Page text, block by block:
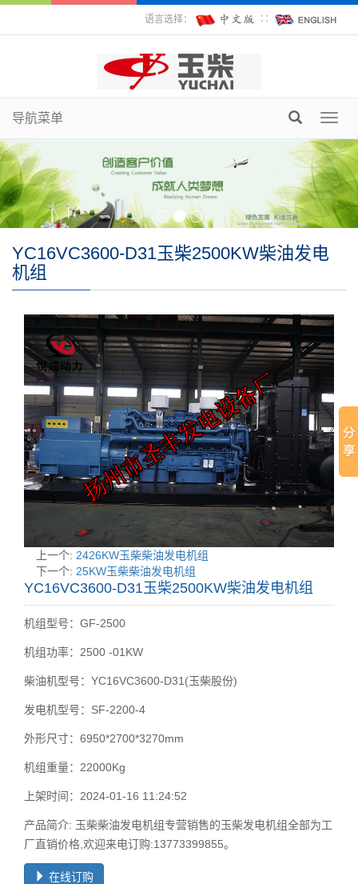
语言选择： ∷
导航菜单
YC16VC3600-D31玉柴2500KW柴油发电
机组
上一个: 2426KW玉柴柴油发电机组
下一个: 25KW玉柴柴油发电机组
YC16VC3600-D31玉柴2500KW柴油发电机组
机组型号：GF-2500
机组功率：2500 -01KW
柴油机型号：YC16VC3600-D31(玉柴股份)
发电机型号：SF-2200-4
外形尺寸：6950*2700*3270mm
机组重量：22000Kg
上架时间：2024-01-16 11:24:52
产品简介: 玉柴柴油发电机组专营销售的玉柴发电机组全部为工
厂直销价格,欢迎来电订购:13773399855。
在线订购